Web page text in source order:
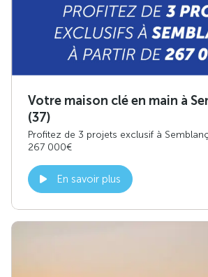
Votre maison clé en main à
(37)
Profitez de 3 projets exclusif à
267 000€
En savoir plus